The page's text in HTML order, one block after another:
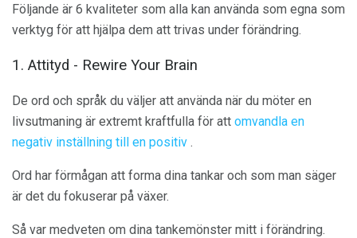
Följande är 6 kvaliteter som alla kan använda som egna som
verktyg för att hjälpa dem att trivas under förändring.
1. Attityd - Rewire Your Brain
De ord och språk du väljer att använda när du möter en
livsutmaning är extremt kraftfulla för att omvandla en
negativ inställning till en positiv .
Ord har förmågan att forma dina tankar och som man säger
är det du fokuserar på växer.
Så var medveten om dina tankemönster mitt i förändring.